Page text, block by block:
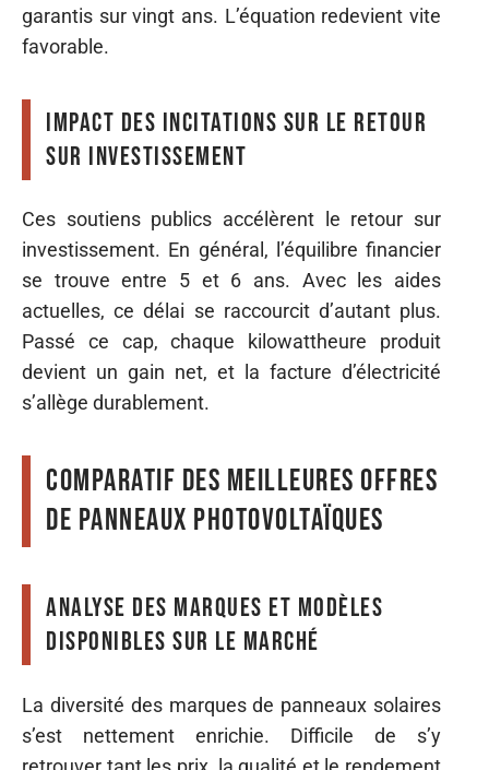
garantis sur vingt ans. L’équation redevient vite
favorable.
Impact des incitations sur le retour
sur investissement
Ces soutiens publics accélèrent le retour sur
investissement. En général, l’équilibre financier
se trouve entre 5 et 6 ans. Avec les aides
actuelles, ce délai se raccourcit d’autant plus.
Passé ce cap, chaque kilowattheure produit
devient un gain net, et la facture d’électricité
s’allège durablement.
Comparatif des meilleures offres
de panneaux photovoltaïques
Analyse des marques et modèles
disponibles sur le marché
La diversité des marques de panneaux solaires
s’est nettement enrichie. Difficile de s’y